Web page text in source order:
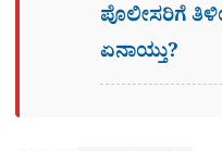
ಪೊಲೀಸರಿಗೆ
ಏನಾಯ್ತು?